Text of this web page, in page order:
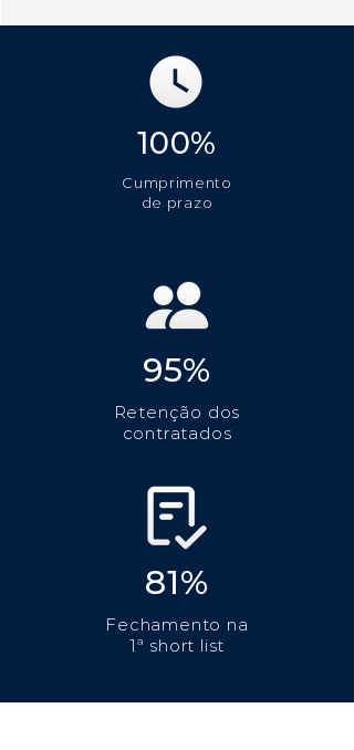
100%
Cumprimento
de prazo
95%
Retenção dos
contratados
81%
Fechamento na
1ª short list